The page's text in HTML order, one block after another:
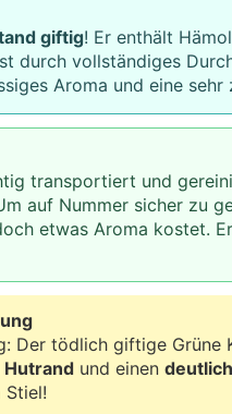
giftig! Er enthält
durch vollständiges
Aroma und eine sehr
transportiert und
auf Nummer sicher zu
etwas Aroma kostet.
Der tödlich giftige Grüne
und einen
Stiel!